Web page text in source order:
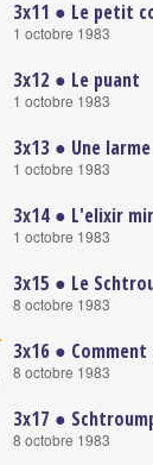
3x11 ● Le petit
1 octobre 1983
3x12 ● Le puant
1 octobre 1983
3x13 ● Une
1 octobre 1983
3x14 ● L'elixir
1 octobre 1983
3x15 ● Le
8 octobre 1983
3x16 ●
8 octobre 1983
3x17 ●
8 octobre 1983